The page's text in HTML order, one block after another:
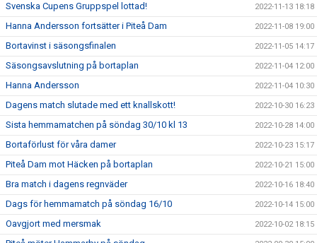
Svenska Cupens Gruppspel lottad! 2022-11-13 18:18
Hanna Andersson fortsätter i Piteå Dam 2022-11-08 19:00
Bortavinst i säsongsfinalen 2022-11-05 14:17
Säsongsavslutning på bortaplan 2022-11-04 12:00
Hanna Andersson 2022-11-04 10:30
Dagens match slutade med ett knallskott! 2022-10-30 16:23
Sista hemmamatchen på söndag 30/10 kl 13 2022-10-28 14:00
Bortaförlust för våra damer 2022-10-23 15:17
Piteå Dam mot Häcken på bortaplan 2022-10-21 15:00
Bra match i dagens regnväder 2022-10-16 18:40
Dags för hemmamatch på söndag 16/10 2022-10-14 15:00
Oavgjort med mersmak 2022-10-02 18:15